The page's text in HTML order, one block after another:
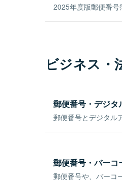
2025年度版郵便番号
ビジネス・
郵便番号・デジタ
郵便番号とデジタル
郵便番号・バーコ
郵便番号や、バーコ